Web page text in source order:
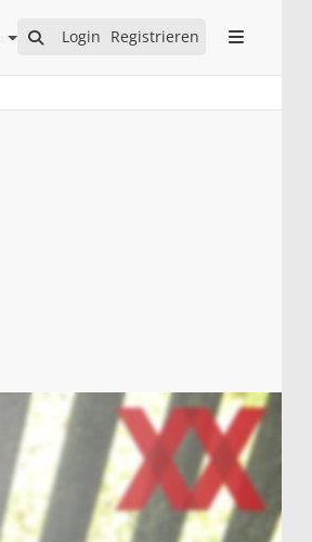
Login Registrieren
Open Internes Submenu